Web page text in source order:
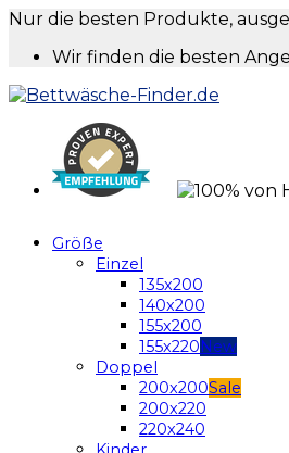
Nur die besten Produkte,
Wir finden die besten
Größe
Einzel
135x200
140x200
155x200
155x220
Doppel
200x200
200x220
220x240